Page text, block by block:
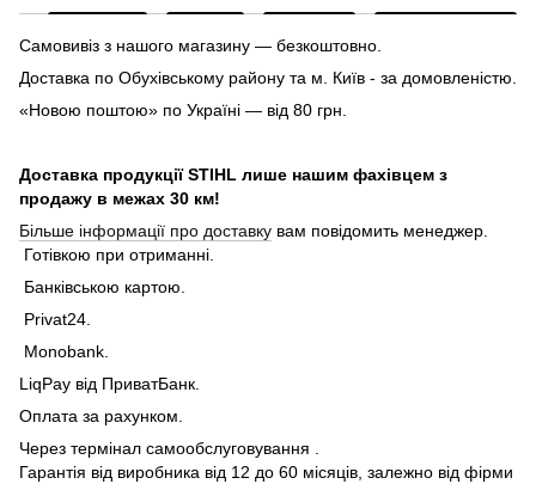
Самовивіз з нашого магазину — безкоштовно.
Доставка по Обухівському району та м. Київ - за домовленістю.
«Новою поштою» по Україні — від 80 грн.
Доставка продукції STIHL лише нашим фахівцем з
продажу в межах 30 км!
Більше інформації про доставку вам повідомить менеджер.
Готівкою при отриманні.
Банківською картою.
Privat24.
Monobank.
LiqPay від ПриватБанк.
Оплата за рахунком.
Через термінал самообслуговування .
Гарантія від виробника від 12 до 60 місяців, залежно від фірми